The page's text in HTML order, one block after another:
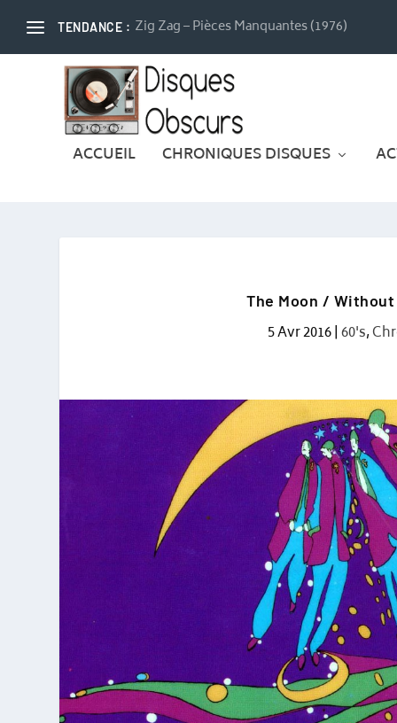
TENDANCE : Zig Zag – Pièces Manquantes (1976)
ACCUEIL CHRONIQUES DISQUES
The Moon / Without
5 Avr 2016|60's,